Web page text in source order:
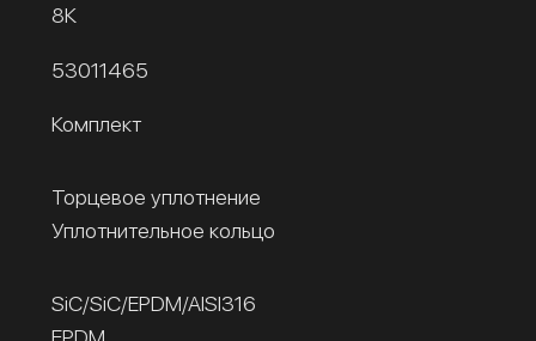
8К
53011465
Комплект
Торцевое уплотнение
Уплотнительное кольцо
SiC/SiC/EPDM/AISI316